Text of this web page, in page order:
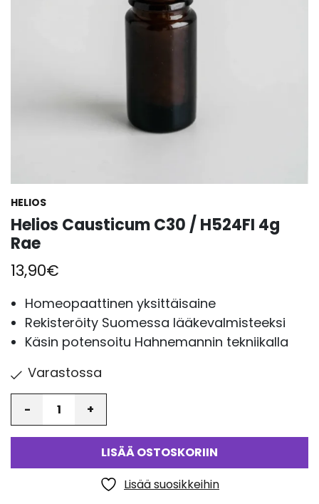
HELIOS
Helios Causticum C30 / H524FI 4g
Rae
13,90€
Homeopaattinen yksittäisaine
Rekisteröity Suomessa lääkevalmisteeksi
Käsin potensoitu Hahnemannin tekniikalla
Varastossa
LISÄÄ OSTOSKORIIN
Lisää suosikkeihin